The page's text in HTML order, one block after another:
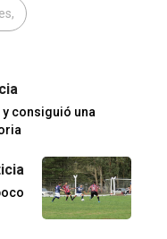
consiguió una